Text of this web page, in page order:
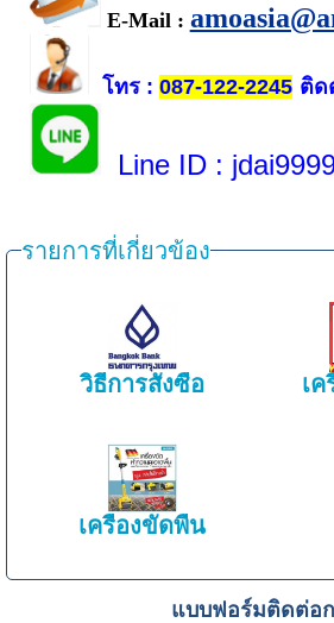
E-Mail :
โทร: 087-122-2245ติด
Line ID :
รายการที่เกี่ยวข้อง
วิธีการสั่งซื้อ เ
เครื่องขัดพื้น
แบบฟอร์มติดต่อ